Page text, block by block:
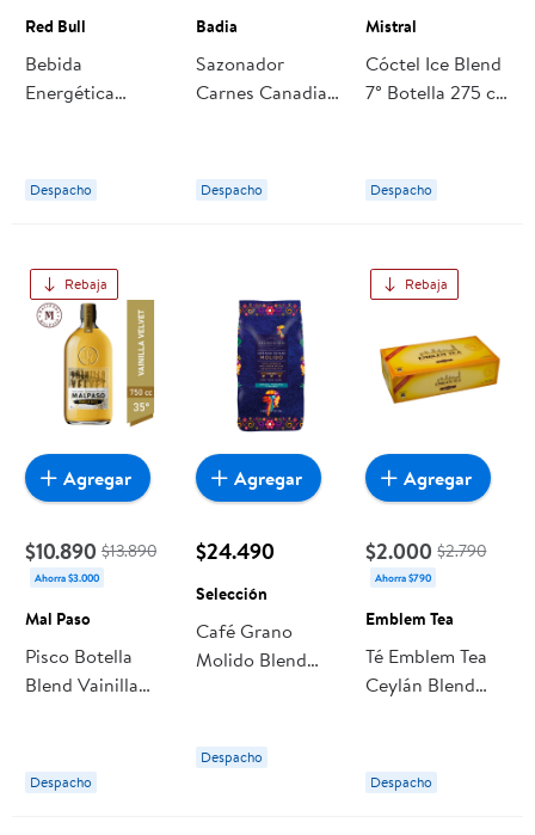
Red Bull
Bebida
Energética
Despacho
Badia
Sazonador
Carnes Canadian
Despacho
Mistral
Cóctel Ice Blend
7° Botella 275 cc
Despacho
Rebaja
$10.890 $13.890
Ahorra $3.000
Mal Paso
Pisco Botella
Blend Vainilla
Despacho
Agregar
$24.490
Selección
Café Grano
Molido Blend
Despacho
Agregar
Rebaja
$2.000 $2.790
Ahorra $790
Emblem Tea
Té Emblem Tea
Ceylán Blend
Despacho
Agregar